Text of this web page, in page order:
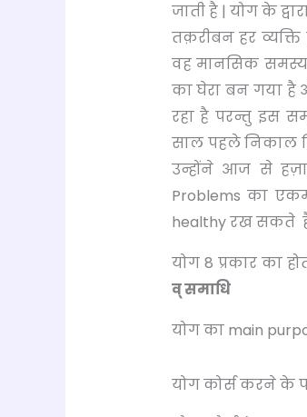
जाती है | योग के
तक़रीबन हर व्यक्ति
वह मानसिक
का घेरा बन गया है
रहा है परन्तु इस
साल पहले निकाल
उन्होंने आज से
Problems का
healthy रख सकते
योग 8 प्रकार का
व् समाधि
योग का main
योग कोर्स करने के